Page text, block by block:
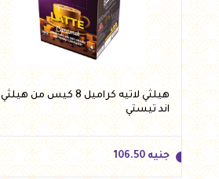
أضف للسلة
هيلثي لاتيه كراميل 8 كيس من هيلثي
اند تيستي
جنيه 106.50